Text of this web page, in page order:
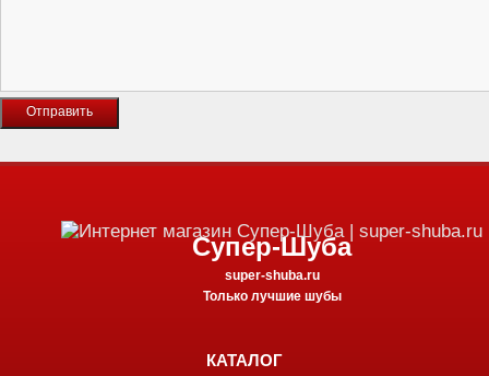
Супер-Шуба
super-shuba.ru
Только лучшие шубы
КАТАЛОГ